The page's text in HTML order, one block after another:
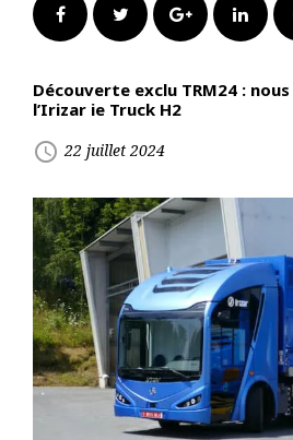
FacebookTwitter Google+
Découverte exclu TRM24 :
l’Irizar ie Truck H2
access_time 22 juillet 2024